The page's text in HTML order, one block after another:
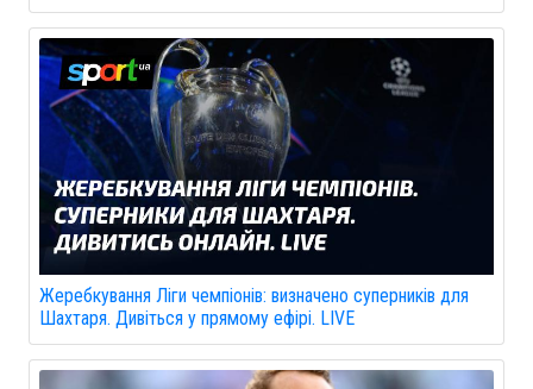
Жеребкування Ліги чемпіонів: визначено суперників для
Шахтаря. Дивіться у прямому ефірі. LIVE